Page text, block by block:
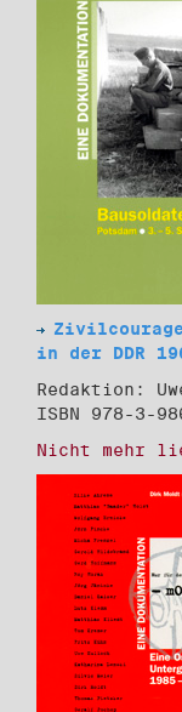
Zivilcourage
in der DDR
Redaktion:
ISBN 978-3-
Nicht mehr